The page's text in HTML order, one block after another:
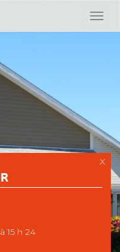
X
15 h 24